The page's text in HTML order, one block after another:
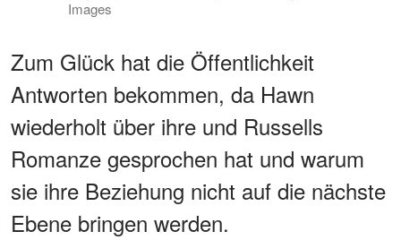
Images
Zum Glück hat die Öffentlichkeit
Antworten bekommen, da Hawn
wiederholt über ihre und Russells
Romanze gesprochen hat und warum
sie ihre Beziehung nicht auf die nächste
Ebene bringen werden.